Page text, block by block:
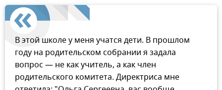
В этой школе у меня учатся дети. В прошлом
году на родительском собрании я задала
вопрос — не как учитель, а как член
родительского комитета. Директриса мне